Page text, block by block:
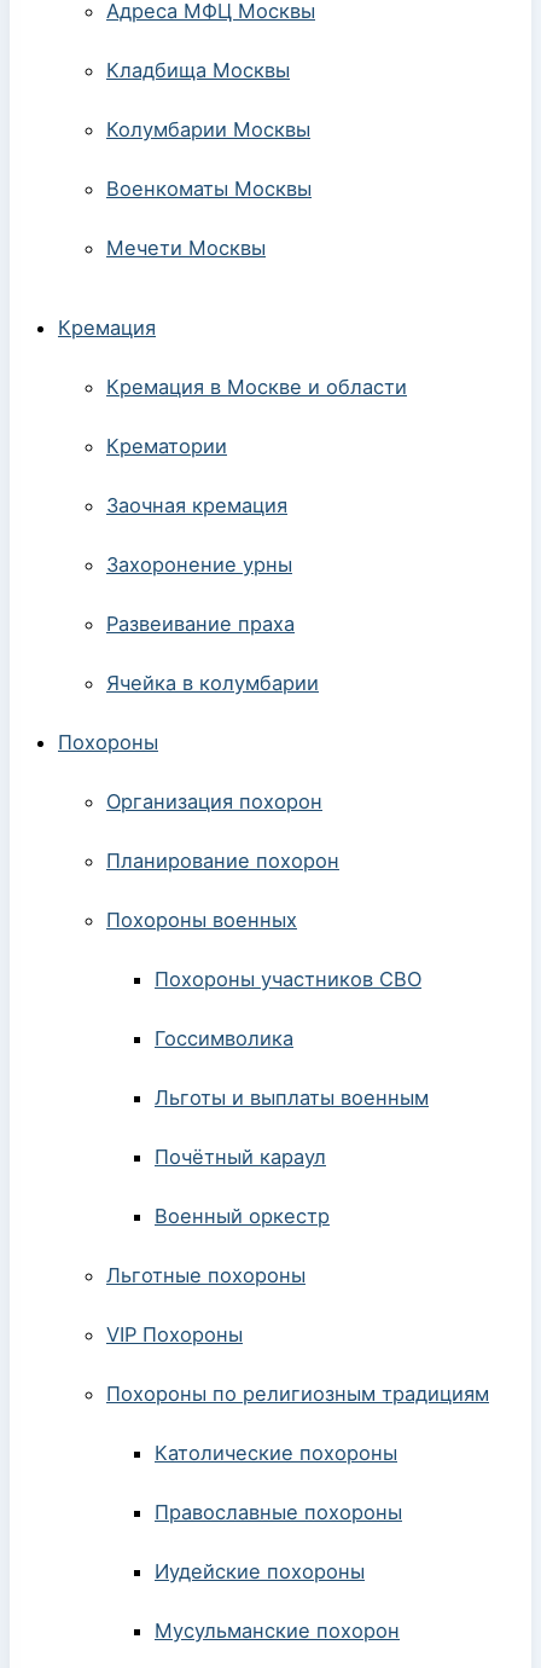
Адреса МФЦ Москвы
Кладбища Москвы
Колумбарии Москвы
Военкоматы Москвы
Мечети Москвы
Кремация
Кремация в Москве и области
Крематории
Заочная кремация
Захоронение урны
Развеивание праха
Ячейка в колумбарии
Похороны
Организация похорон
Планирование похорон
Похороны военных
Похороны участников СВО
Госсимволика
Льготы и выплаты военным
Почётный караул
Военный оркестр
Льготные похороны
VIP Похороны
Похороны по религиозным традициям
Католические похороны
Православные похороны
Иудейские похороны
Мусульманские похорон